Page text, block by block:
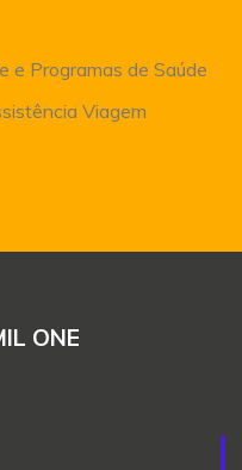
e Programas de Saúde
Viagem
ONE